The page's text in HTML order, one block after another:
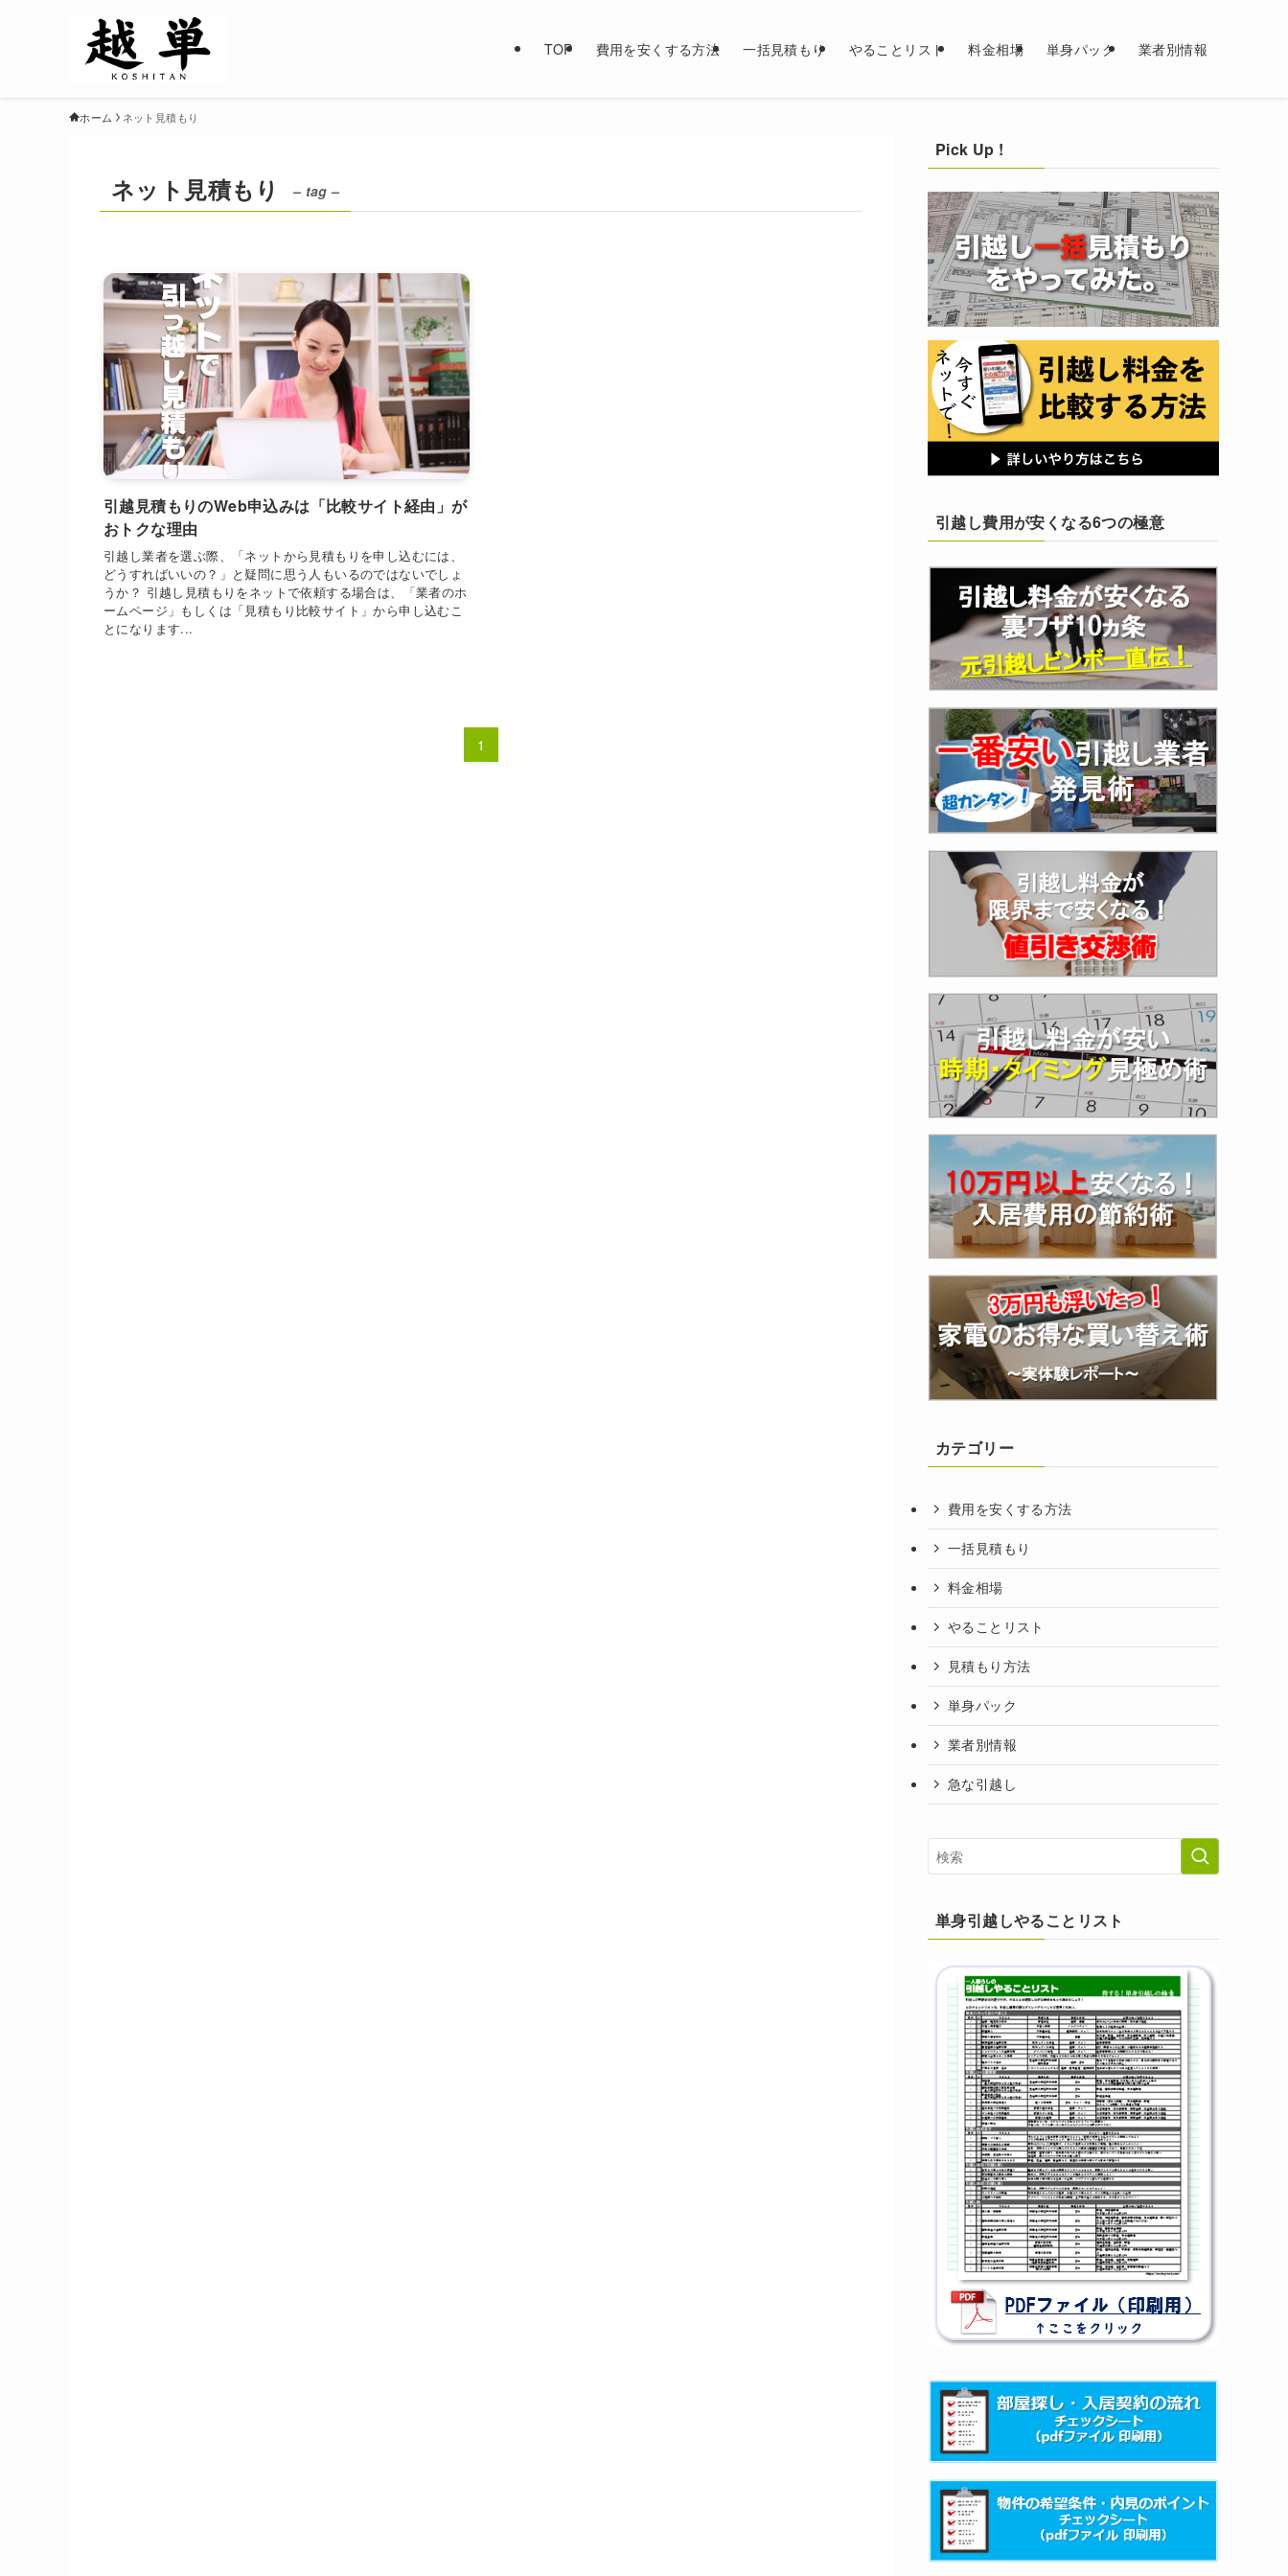
TOP 費用を安くする方法 一括見積もり やることリスト 料金相場 単身パック 業者別情報
ホーム ネット見積もり
ネット見積もり – tag –
引越見積もりのWeb申込みは「比較サイト経由」が
おトクな理由
引越し業者を選ぶ際、「ネットから見積もりを申し込むには、
どうすればいいの？」と疑問に思う人もいるのではないでしょ
うか？ 引越し見積もりをネットで依頼する場合は、「業者のホ
ームページ」もしくは「見積もり比較サイト」から申し込むこ
とになります...
1
Pick Up !
引越し費用が安くなる6つの極意
カテゴリー
費用を安くする方法
一括見積もり
料金相場
やることリスト
見積もり方法
単身パック
業者別情報
急な引越し
単身引越しやることリスト